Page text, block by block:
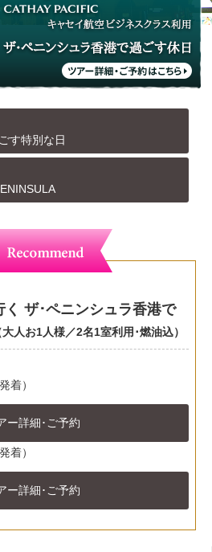
す特別な日
く ザ･ペニンシュラ香港で
大人お1人様／2名1室利用･燃油込）
着）
ー詳細･ご予約
着）
ー詳細･ご予約